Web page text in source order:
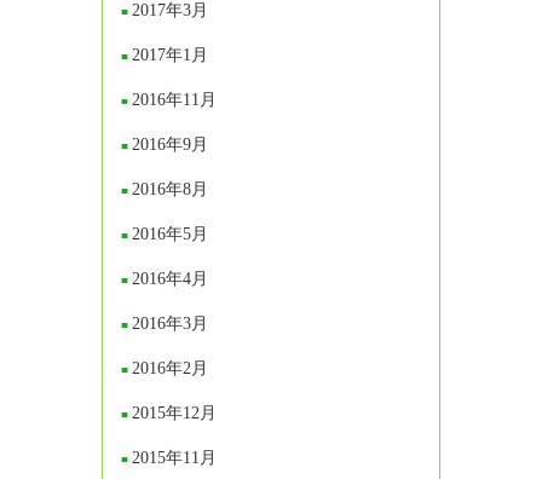
2017年3月
2017年1月
2016年11月
2016年9月
2016年8月
2016年5月
2016年4月
2016年3月
2016年2月
2015年12月
2015年11月